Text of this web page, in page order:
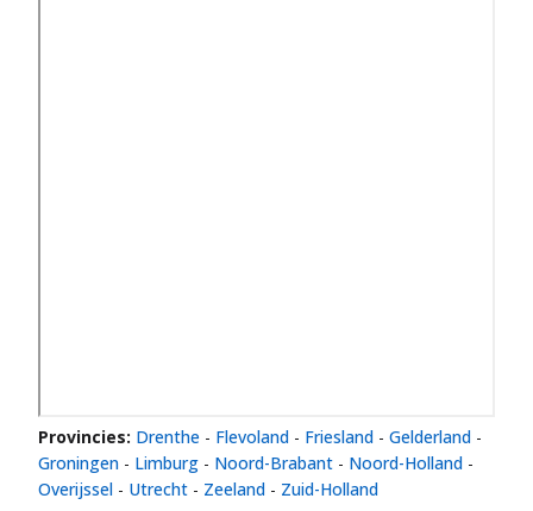
Provincies: Drenthe - Flevoland - Friesland - Gelderland -
Groningen - Limburg - Noord-Brabant - Noord-Holland -
Overijssel - Utrecht - Zeeland - Zuid-Holland